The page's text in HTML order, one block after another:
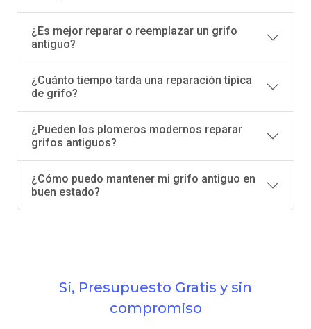
¿Es mejor reparar o reemplazar un grifo
antiguo?
¿Cuánto tiempo tarda una reparación típica
de grifo?
¿Pueden los plomeros modernos reparar
grifos antiguos?
¿Cómo puedo mantener mi grifo antiguo en
buen estado?
Sí, Presupuesto Gratis y sin
compromiso